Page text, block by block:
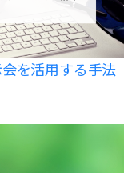
を活用する手法